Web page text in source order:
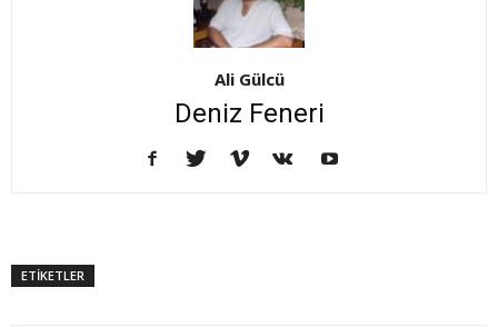
Ali Gülcü
Deniz Feneri
ETİKETLER